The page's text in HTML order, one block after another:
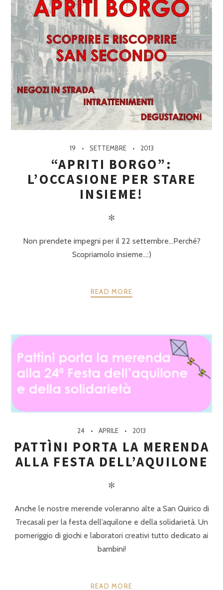
19 SETTEMBRE 2013
“APRITI BORGO”:
L’OCCASIONE PER STARE
INSIEME!
✻
Non prendete impegni per il 22 settembre…Perché?
Scopriamolo insieme…:)
READ MORE
24 APRILE 2013
PATTÌNI PORTA LA MERENDA
ALLA FESTA DELL’AQUILONE
✻
Anche le nostre merende voleranno alte a San Quirico di
Trecasali per la festa dell’aquilone e della solidarietà. Un
pomeriggio di giochi e laboratori creativi tutto dedicato ai
bambini!
READ MORE